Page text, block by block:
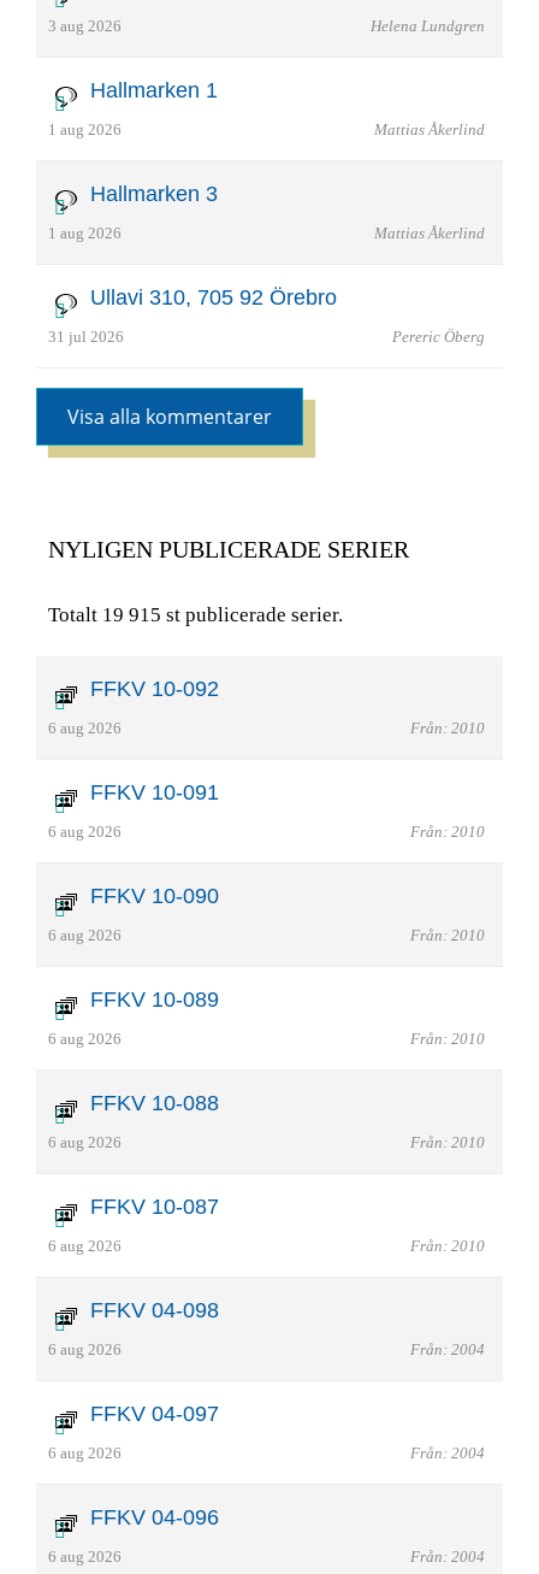
3 aug 2026 Helena Lundgren
Hallmarken 1
1 aug 2026 Mattias Åkerlind
Hallmarken 3
1 aug 2026 Mattias Åkerlind
Ullavi 310, 705 92 Örebro
31 jul 2026 Pereric Öberg
Visa alla kommentarer
NYLIGEN PUBLICERADE SERIER
Totalt 19 915 st publicerade serier.
FFKV 10-092
6 aug 2026 Från: 2010
FFKV 10-091
6 aug 2026 Från: 2010
FFKV 10-090
6 aug 2026 Från: 2010
FFKV 10-089
6 aug 2026 Från: 2010
FFKV 10-088
6 aug 2026 Från: 2010
FFKV 10-087
6 aug 2026 Från: 2010
FFKV 04-098
6 aug 2026 Från: 2004
FFKV 04-097
6 aug 2026 Från: 2004
FFKV 04-096
6 aug 2026 Från: 2004